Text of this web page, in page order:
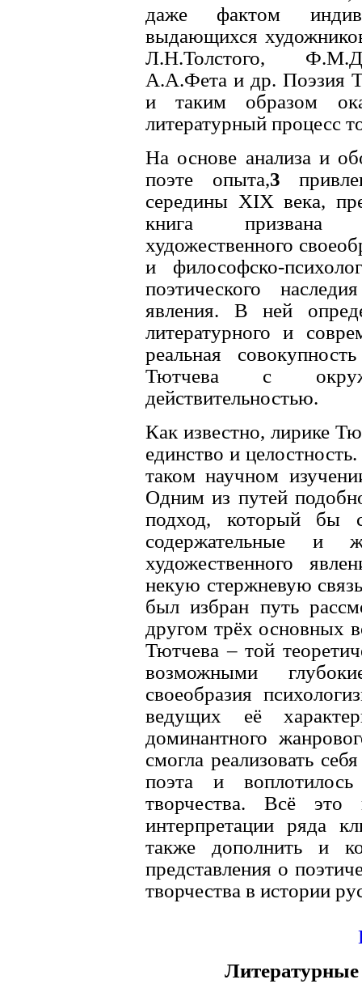
даже фактом
выдающихся
Л.H.Толстого,
А.А.Фета и др. Поэзия
и таким образом
литературный процесс
Hа основе анализа и
поэте опыта,3
середины XIX века,
книга призвана
художественного
и философско-
поэтического
явления. В ней
литературного и
реальная
Тютчева с
действительностью.
Как известно, лирике
единство и
таком научном
Одним из путей
подход, который бы
содержательные и
художественного
некую стержневую
был избран путь
другом трёх основных
Тютчева – той
возможными
своеобразия
ведущих её
доминантного
смогла реализовать
поэта и воплотилось
творчества. Всё это
интерпретации ряда
также дополнить и
представления о
творчества в истории